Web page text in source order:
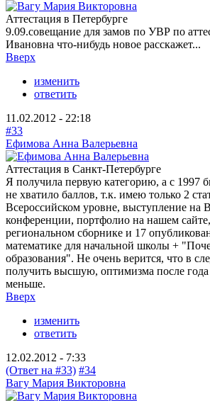
Аттестация в Петербурге
9.09.совещание для замов по УВР по
Ивановна что-нибудь новое расскажет...
Вверх
изменить
ответить
11.02.2012 - 22:18
#33
Ефимова Анна Валерьевна
Аттестация в Санкт-Петербурге
Я получила первую категорию, а с 1997
не хватило баллов, т.к. имею только 2
Всероссийском уровне, выступление на
конференции, портфолио на нашем
региональном сборнике и 17
математике для начальной школы +
образования". Не очень верится, что в
получить высшую, оптимизма после года
меньше.
Вверх
изменить
ответить
12.02.2012 - 7:33
(Ответ на #33) #34
Вагу Мария Викторовна